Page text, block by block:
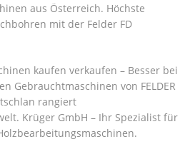
aus Österreich. Höchste
mit der Felder FD
kaufen verkaufen – Besser bei
Gebrauchtmaschinen von FELDER
rangiert
Krüger GmbH – Ihr Spezialist für